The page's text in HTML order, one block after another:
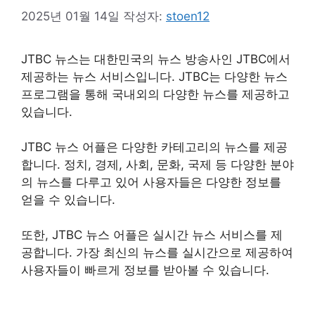
2025년 01월 14일 작성자: stoen12
JTBC 뉴스는 대한민국의 뉴스 방송사인 JTBC에서
제공하는 뉴스 서비스입니다. JTBC는 다양한 뉴스
프로그램을 통해 국내외의 다양한 뉴스를 제공하고
있습니다.
JTBC 뉴스 어플은 다양한 카테고리의 뉴스를 제공
합니다. 정치, 경제, 사회, 문화, 국제 등 다양한 분야
의 뉴스를 다루고 있어 사용자들은 다양한 정보를
얻을 수 있습니다.
또한, JTBC 뉴스 어플은 실시간 뉴스 서비스를 제
공합니다. 가장 최신의 뉴스를 실시간으로 제공하여
사용자들이 빠르게 정보를 받아볼 수 있습니다.